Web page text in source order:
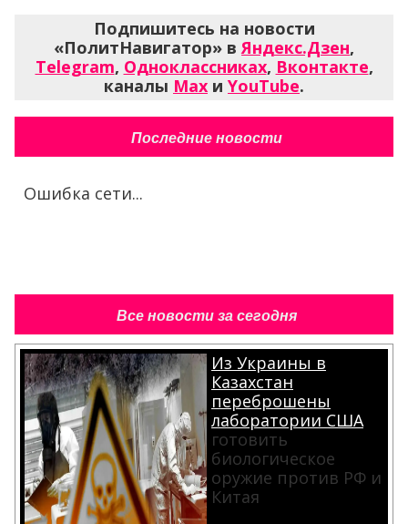
Подпишитесь на новости
«ПолитНавигатор» вЯндекс.Дзен,
Telegram, Одноклассниках, Вконтакте,
каналы Max и YouTube.
Последние новости
Ошибка сети...
Все новости за сегодня
Из Украины в
Казахстан
переброшены
лаборатории США
готовить
биологическое
оружие против РФ и
Китая